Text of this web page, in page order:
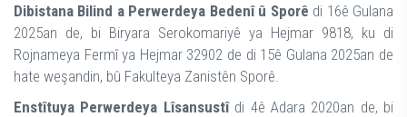
Dibistana Bilind a Perwerdeya Bedenî û Sporê di 16ê Gulana
2025an de, bi Biryara Serokomariyê ya Hejmar 9818, ku di
Rojnameya Fermî ya Hejmar 32902 de di 15ê Gulana 2025an de
hate weşandin, bû Fakulteya Zanistên Sporê.
Enstîtuya Perwerdeya Lîsansustîdi 4ê Adara 2020an de, bi